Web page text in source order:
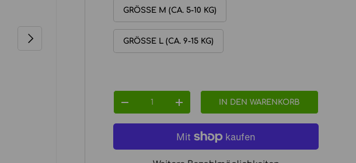
NÄCHSTE
GRÖSSE M (CA. 5-10 KG)
GRÖSSE L (CA. 9-15 KG)
MENGE VERRINGERNMENGE ERHÖHENIN DEN WARENKORB